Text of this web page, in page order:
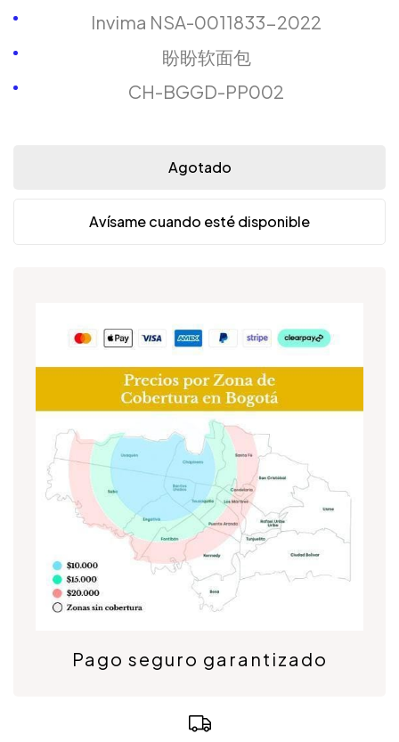
Invima NSA-0011833-2022
盼盼软面包
CH-BGGD-PP002
Agotado
Avísame cuando esté disponible
Pago seguro garantizado